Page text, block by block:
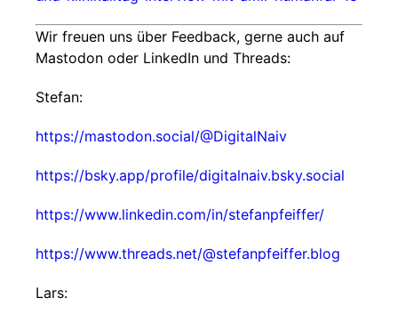
Wir freuen uns über Feedback, gerne auch auf
Mastodon oder LinkedIn und Threads:
Stefan:
https://mastodon.social/@DigitalNaiv
https://bsky.app/profile/digitalnaiv.bsky.social
https://www.linkedin.com/in/stefanpfeiffer/
https://www.threads.net/@stefanpfeiffer.blog
Lars: